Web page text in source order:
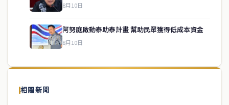
8月10日
阿努庭啟動泰助泰計畫 幫助民眾獲得低成本資金
8月10日
相關新聞
關於我們
泰國中文新聞（TCN）是一家總部設於曼谷的中文新聞媒體，致力於
供即時、客觀、多元的中文新聞內容。
service@thaichinesenews.com